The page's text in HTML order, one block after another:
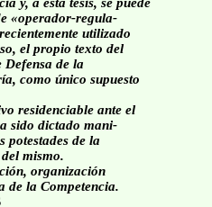
y, a esta tesis, se puede
«operador-regula-
utilizado
el propio texto del
Defensa de la
como único supuesto
residenciable ante el
sido dictado mani-
potestades de la
mismo.
organización
de la Competencia.